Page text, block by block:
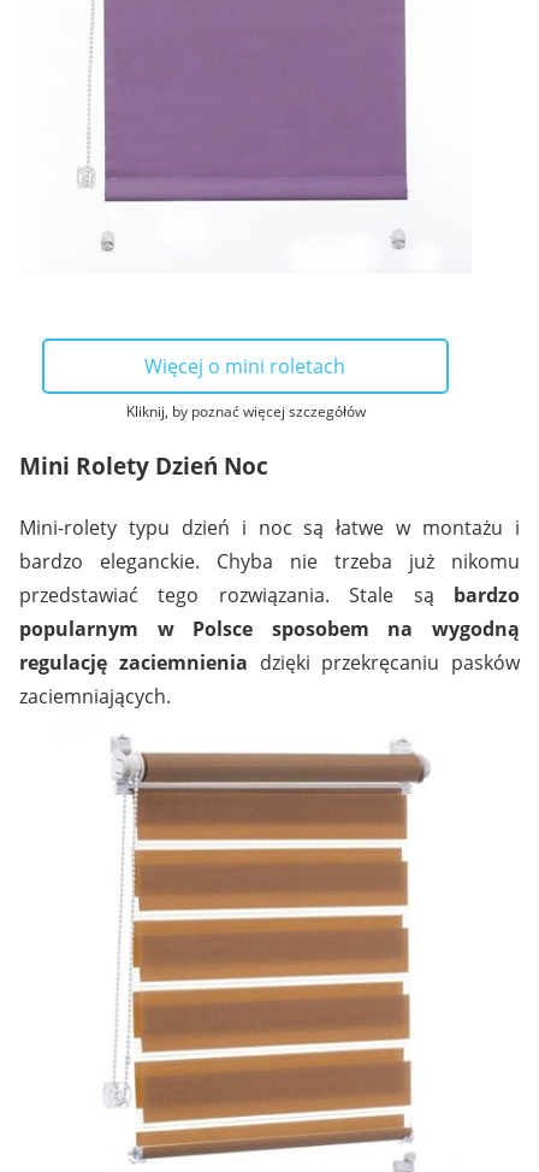
Więcej o mini roletach
Kliknij, by poznać więcej szczegółów
Mini Rolety Dzień Noc
Mini-rolety typu dzień i noc są łatwe w montażu i
bardzo eleganckie. Chyba nie trzeba już nikomu
przedstawiać tego rozwiązania. Stale są bardzo
popularnym w Polsce sposobem na wygodną
regulację zaciemnienia dzięki przekręcaniu pasków
zaciemniających.